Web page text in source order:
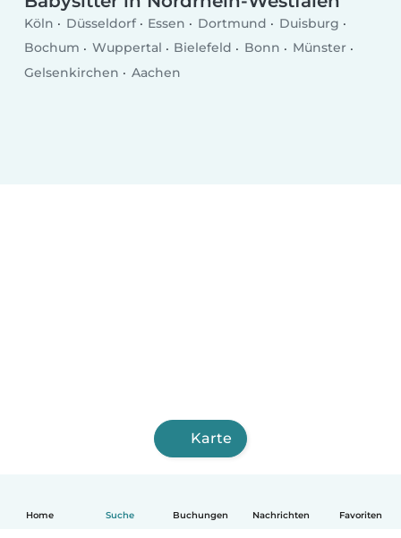
Home Suche Buchungen Nachrichten Favoriten
Köln Düsseldorf Essen Dortmund
Duisburg
Bochum
Wuppertal Bielefeld Bonn
Münster
Gelsenkirchen
Aachen
Karte